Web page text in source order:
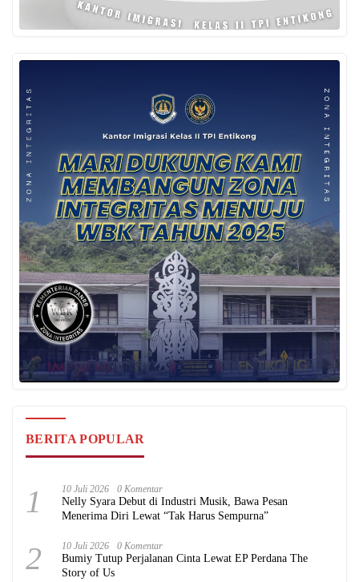
BERITA POPULAR
1 10 Juli 2026 0 Komentar
Nelly Syara Debut di Industri Musik, Bawa Pesan
Menerima Diri Lewat “Tak Harus Sempurna”
2 10 Juli 2026 0 Komentar
Bumiy Tutup Perjalanan Cinta Lewat EP Perdana The
Story of Us